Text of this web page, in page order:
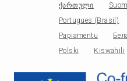
ქართული
Portugues (Brasil)
Papiamentu
Polski
Kiswahili